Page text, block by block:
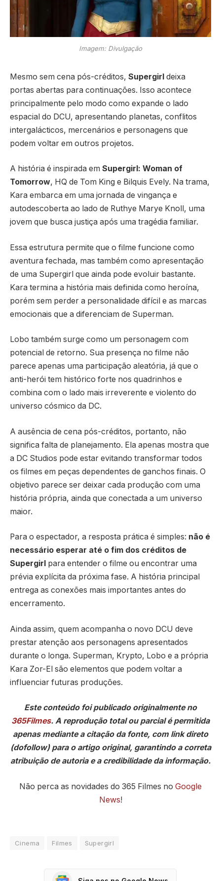
Imagem: Divulgação
Mesmo sem cena pós-créditos, Supergirl deixa
portas abertas para continuações. Isso acontece
principalmente pelo modo como expande o lado
espacial do DCU, apresentando planetas, conflitos
intergalácticos, mercenários e personagens que
podem voltar em outros projetos.
A história é inspirada em Supergirl: Woman of
Tomorrow, HQ de Tom King e Bilquis Evely. Na trama,
Kara embarca em uma jornada de vingança e
autodescoberta ao lado de Ruthye Marye Knoll, uma
jovem que busca justiça após uma tragédia familiar.
Essa estrutura permite que o filme funcione como
aventura fechada, mas também como apresentação
de uma Supergirl que ainda pode evoluir bastante.
Kara termina a história mais definida como heroína,
porém sem perder a personalidade difícil e as marcas
emocionais que a diferenciam de Superman.
Lobo também surge como um personagem com
potencial de retorno. Sua presença no filme não
parece apenas uma participação aleatória, já que o
anti-herói tem histórico forte nos quadrinhos e
combina com o lado mais irreverente e violento do
universo cósmico da DC.
A ausência de cena pós-créditos, portanto, não
significa falta de planejamento. Ela apenas mostra que
a DC Studios pode estar evitando transformar todos
os filmes em peças dependentes de ganchos finais. O
objetivo parece ser deixar cada produção com uma
história própria, ainda que conectada a um universo
maior.
Para o espectador, a resposta prática é simples: não é
necessário esperar até o fim dos créditos de
Supergirl para entender o filme ou encontrar uma
prévia explícita da próxima fase. A história principal
entrega as conexões mais importantes antes do
encerramento.
Ainda assim, quem acompanha o novo DCU deve
prestar atenção aos personagens apresentados
durante o longa. Superman, Krypto, Lobo e a própria
Kara Zor-El são elementos que podem voltar a
influenciar futuras produções.
Este conteúdo foi publicado originalmente no
365Filmes. A reprodução total ou parcial é permitida
apenas mediante a citação da fonte, com link direto
(dofollow) para o artigo original, garantindo a correta
atribuição de autoria e a credibilidade da informação.
Não perca as novidades do 365 Filmes no Google
News!
Cinema Filmes Supergirl